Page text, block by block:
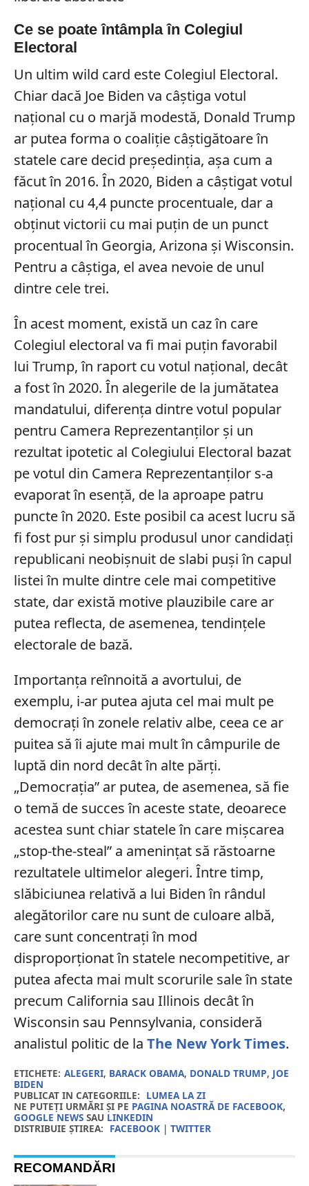
Ce se poate întâmpla în Colegiul
Electoral
Un ultim wild card este Colegiul Electoral.
Chiar dacă Joe Biden va câștiga votul
național cu o marjă modestă, Donald Trump
ar putea forma o coaliție câștigătoare în
statele care decid președinția, așa cum a
făcut în 2016. În 2020, Biden a câștigat votul
național cu 4,4 puncte procentuale, dar a
obținut victorii cu mai puțin de un punct
procentual în Georgia, Arizona și Wisconsin.
Pentru a câștiga, el avea nevoie de unul
dintre cele trei.
În acest moment, există un caz în care
Colegiul electoral va fi mai puțin favorabil
lui Trump, în raport cu votul național, decât
a fost în 2020. În alegerile de la jumătatea
mandatului, diferența dintre votul popular
pentru Camera Reprezentanților și un
rezultat ipotetic al Colegiului Electoral bazat
pe votul din Camera Reprezentanților s-a
evaporat în esență, de la aproape patru
puncte în 2020. Este posibil ca acest lucru să
fi fost pur și simplu produsul unor candidați
republicani neobișnuit de slabi puși în capul
listei în multe dintre cele mai competitive
state, dar există motive plauzibile care ar
putea reflecta, de asemenea, tendințele
electorale de bază.
Importanța reînnoită a avortului, de
exemplu, i-ar putea ajuta cel mai mult pe
democrați în zonele relativ albe, ceea ce ar
puitea să îi ajute mai mult în câmpurile de
luptă din nord decât în alte părți.
„Democrația” ar putea, de asemenea, să fie
o temă de succes în aceste state, deoarece
acestea sunt chiar statele în care mișcarea
„stop-the-steal” a amenințat să răstoarne
rezultatele ultimelor alegeri. Între timp,
slăbiciunea relativă a lui Biden în rândul
alegătorilor care nu sunt de culoare albă,
care sunt concentrați în mod
disproporționat în statele necompetitive, ar
putea afecta mai mult scorurile sale în state
precum California sau Illinois decât în
Wisconsin sau Pennsylvania, consideră
analistul politic de la The New York Times.
ETICHETE: ALEGERI, BARACK OBAMA, DONALD TRUMP, JOE
BIDEN
PUBLICAT IN CATEGORIILE: LUMEA LA ZI
NE PUTEȚI URMĂRI ȘI PE PAGINA NOASTRĂ DE FACEBOOK,
GOOGLE NEWSSAU LINKEDIN
DISTRIBUIE ȘTIREA: FACEBOOK| TWITTER
RECOMANDĂRI